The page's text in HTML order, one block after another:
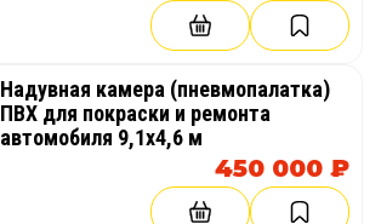
Надувная камера (пневмопалатка)
ПВХ для покраски и ремонта
автомобиля 9,1х4,6 м
450 000 ₽